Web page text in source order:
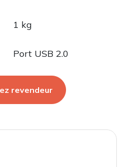
1 kg
Port USB 2.0
revendeur